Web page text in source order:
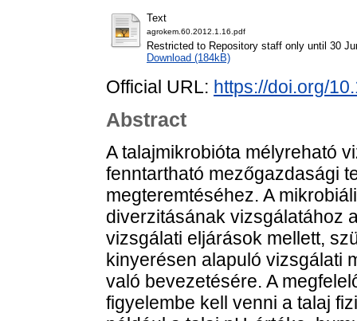
Text
agrokem.60.2012.1.16.pdf
Restricted to Repository staff only until 30
Download (184kB)
Official URL: https://doi.org/
Abstract
A talajmikrobióta mélyreható
fenntartható mezőgazdasági
megteremtéséhez. A
diverzitásának vizsgálatához
vizsgálati eljárások mellett,
kinyerésen alapuló vizsgálati
való bevezetésére. A
figyelembe kell venni a talaj